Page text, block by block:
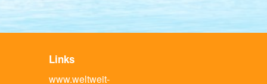
Links
www.weltweit-